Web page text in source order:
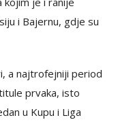
i Bajernu, gdje su
a najtrofejniji period
prvaka, isto
u Kupu i Liga